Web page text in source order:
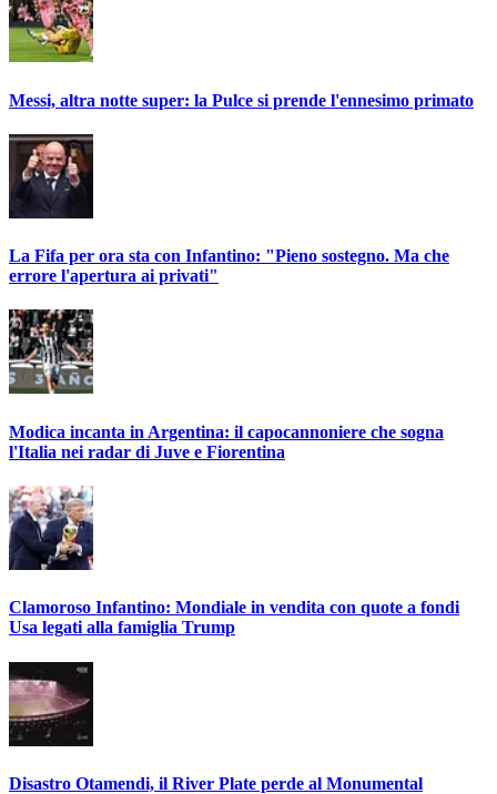
Messi, altra notte super: la Pulce si prende l'ennesimo primato
La Fifa per ora sta con Infantino: "Pieno sostegno. Ma che
errore l'apertura ai privati"
Modica incanta in Argentina: il capocannoniere che sogna
l'Italia nei radar di Juve e Fiorentina
Clamoroso Infantino: Mondiale in vendita con quote a fondi
Usa legati alla famiglia Trump
Disastro Otamendi, il River Plate perde al Monumental